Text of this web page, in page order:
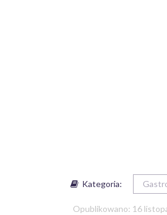
Kategoria:
Opublikowano: 16